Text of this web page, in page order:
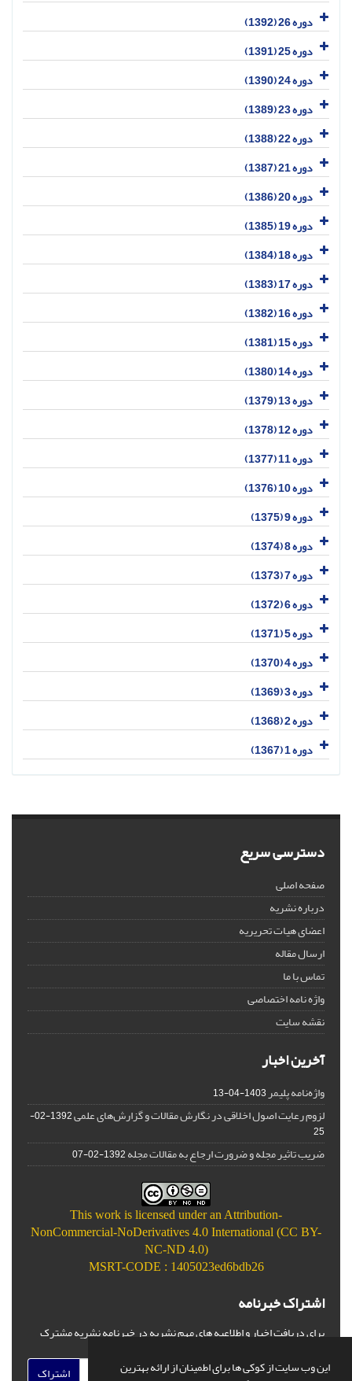
این وب سایت از کوکی ها برای اطمینان از ارائه بهترین
دوره 26 (1392)
دوره 25 (1391)
دوره 24 (1390)
دوره 23 (1389)
دوره 22 (1388)
دوره 21 (1387)
دوره 20 (1386)
دوره 19 (1385)
دوره 18 (1384)
دوره 17 (1383)
دوره 16 (1382)
دوره 15 (1381)
دوره 14 (1380)
دوره 13 (1379)
دوره 12 (1378)
دوره 11 (1377)
دوره 10 (1376)
دوره 9 (1375)
دوره 8 (1374)
دوره 7 (1373)
دوره 6 (1372)
دوره 5 (1371)
دوره 4 (1370)
دوره 3 (1369)
دوره 2 (1368)
دوره 1 (1367)
دسترسی سریع
صفحه اصلی
درباره نشریه
اعضای هیات تحریریه
ارسال مقاله
تماس با ما
واژه نامه اختصاصی
نقشه سایت
آخرین اخبار
واژه‌نامه پلیمر1403-04-13
لزوم رعایت اصول اخلاقی در نگارش مقالات و گزارش‌‌های علمی
1392-02-
25
ضریب تاثیر مجله و ضرورت ارجاع به مقالات مجله1392-02-07
This work is licensed under an Attribution-
NonCommercial-NoDerivatives 4.0 International (CC BY-
NC-ND 4.0)
MSRT-CODE : 1405023ed6bdb26
اشتراک خبرنامه
برای دریافت اخبار و اطلاعیه های مهم نشریه در خبرنامه نشریه مشترک
اشتراک